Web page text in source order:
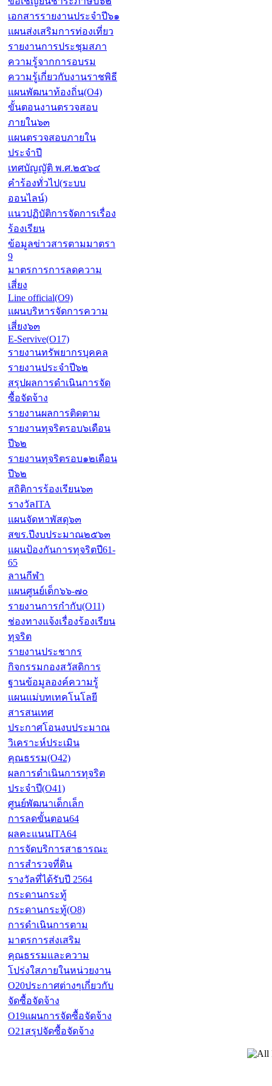
เอกสารรายงานประจำปี๖๑
แผนส่งเสริมการท่องเที่ยว
รายงานการประชุมสภา
ความรู้จากการอบรม
ความรู้เกี่ยวกับงานราชพิธี
แผนพัฒนาท้องถิ่น(O4)
ขั้นตอนงานตรวจสอบ
ภายใน๖๓
แผนตรวจสอบภายใน
ประจำปี
เทศบัญญัติ พ.ศ.๒๕๖๔
คำร้องทั่วไป(ระบบ
ออนไลน์)
แนวปฏิบัติการจัดการเรื่อง
ร้องเรียน
ข้อมูลข่าวสารตามมาตรา
9
มาตรการการลดความ
เสี่ยง
Line official(O9)
แผนบริหารจัดการความ
เสี่ยง๖๓
E-Servive(O17)
รายงานทรัพยากรบุคคล
รายงานประจำปี๖๒
สรุปผลการดำเนินการจัด
ซื้อจัดจ้าง
รายงานผลการติดตาม
รายงานทุจริตรอบ๖เดือน
ปี๖๒
รายงานทุจริตรอบ๑๒เดือน
ปี๖๒
สถิติการร้องเรียน๖๓
รางวัลITA
แผนจัดหาพัสดุ๖๓
สขร.ปีงบประมาณ๒๕๖๓
แผนป้องกันการทุจริตปี61-
65
ลานกีฬา
แผนศูนย์เด็ก๖๖-๗๐
รายงานการกำกับ(O11)
ช่องทางแจ้งเรื่องร้องเรียน
ทุจริต
รายงานประชากร
กิจกรรมกองสวัสดิการ
ฐานข้อมูลองค์ความรู้
แผนแม่บทเทคโนโลยี
สารสนเทศ
ประกาศโอนงบประมาณ
วิเคราะห์ประเมิน
คุณธรรม(O42)
ผลการดำเนินการทุจริต
ประจำปี(O41)
ศูนย์พัฒนาเด็กเล็ก
การลดขั้นตอน64
ผลคะแนนITA64
การจัดบริการสาธารณะ
การสำรวจที่ดิน
รางวัลที่ได้รับปี 2564
กระดานกระทู้
กระดานกระทู้(O8)
การดำเนินการตาม
มาตรการส่งเสริม
คุณธรรมและความ
โปร่งใสภายในหน่วยงาน
O20ประกาศต่างๆเกี่ยวกับ
จัดซื้อจัดจ้าง
O19แผนการจัดซื้อจัดจ้าง
O21สรุปจัดซื้อจัดจ้าง